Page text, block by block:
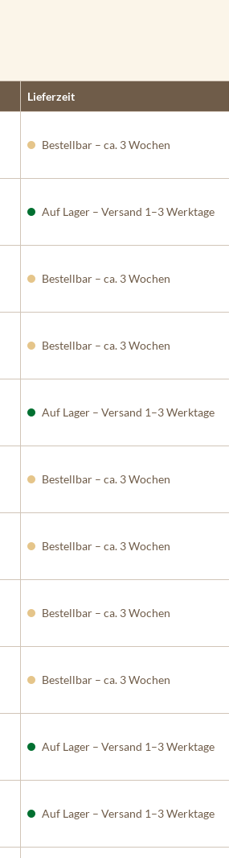
Lieferzeit
Bestellbar – ca. 3 Wochen
Auf Lager – Versand 1–3 Werktage
Bestellbar – ca. 3 Wochen
Bestellbar – ca. 3 Wochen
Auf Lager – Versand 1–3 Werktage
Bestellbar – ca. 3 Wochen
Bestellbar – ca. 3 Wochen
Bestellbar – ca. 3 Wochen
Bestellbar – ca. 3 Wochen
Auf Lager – Versand 1–3 Werktage
Auf Lager – Versand 1–3 Werktage